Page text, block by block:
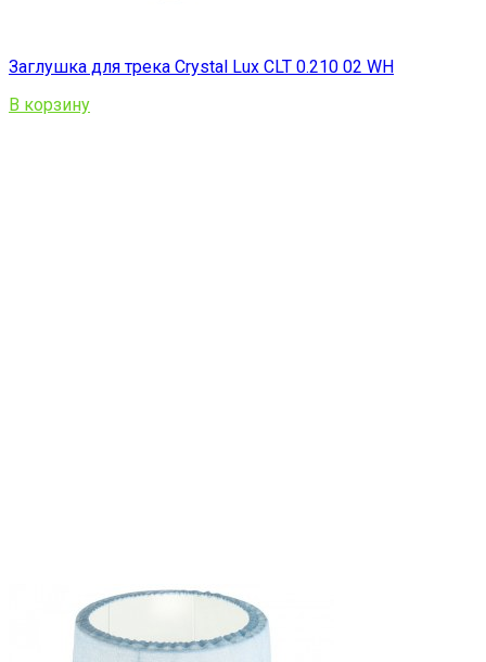
Заглушка для трека Crystal Lux CLT 0.210 02 WH
В корзину